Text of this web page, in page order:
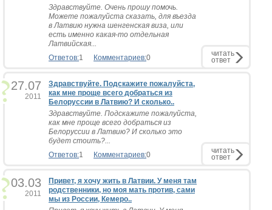
Здравствуйте. Очень прошу помочь.
Можете пожалуйста сказать, для въезда
в Латвию нужна шенгенская виза, или
есть именно какая-то отдельная
Латвийская...
Ответов:1 Комментариев:0 читать
ответ
27.07
2011
Здравствуйте. Подскажите пожалуйста,
как мне проще всего добраться из
Белоруссии в Латвию? И сколько..
Здравствуйте. Подскажите пожалуйста,
как мне проще всего добраться из
Белоруссии в Латвию? И сколько это
будет стоить?...
Ответов:1 Комментариев:0 читать
ответ
03.03
2011
Привет, я хочу жить в Латвии. У меня там
родственники, но моя мать против, сами
мы из России, Кемеро..